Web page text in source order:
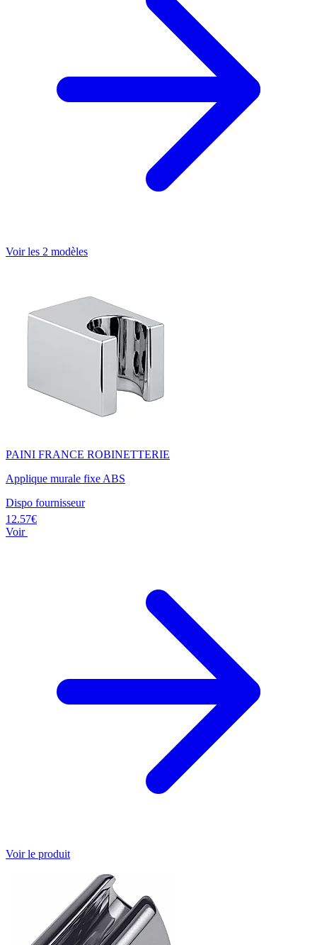
Voir les 2 modèles
PAINI FRANCE ROBINETTERIE
Applique murale fixe ABS
Dispo fournisseur
12.57€
Voir
Voir le produit